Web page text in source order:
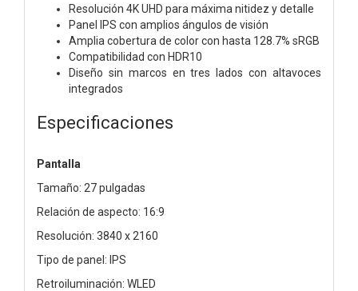
Resolución 4K UHD para máxima nitidez y detalle
Panel IPS con amplios ángulos de visión
Amplia cobertura de color con hasta 128.7% sRGB
Compatibilidad con HDR10
Diseño sin marcos en tres lados con altavoces
integrados
Especificaciones
Pantalla
Tamaño: 27 pulgadas
Relación de aspecto: 16:9
Resolución: 3840 x 2160
Tipo de panel: IPS
Retroiluminación: WLED